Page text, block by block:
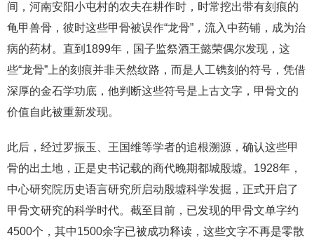
间，河南安阳小屯村的农夫在耕作时，时常挖出带有刻痕的
龟甲兽骨，彼时这些甲骨被误作“龙骨”，流入中药铺，成为治
病的药材。直到1899年，国子监祭酒王懿荣偶尔发现，这
些“龙骨”上的刻痕并非天然纹路，而是人工镌刻的符号，凭借
深厚的金石学功底，他判断这些符号是上古文字，甲骨文的
价值自此被重新发现。
此后，经过罗振玉、王国维等学者的追根溯源，确认这些甲
骨的出土地，正是史书记载的商代晚期都城殷墟。1928年，
中心研究院历史语言研究所启动殷墟科学发掘，正式开启了
甲骨文研究的科学时代。截至目前，已发现的甲骨文单字约
4500个，其中1500余字已被成功释读，这些文字不再是零散